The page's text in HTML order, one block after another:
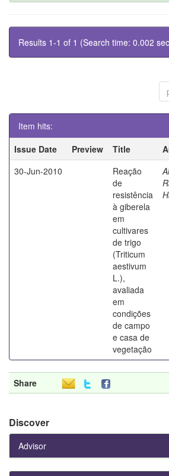
Results 1-1 of 1 (Search time: 0.002
Item hits:
Issue Date
Preview Title
30-Jun-2010
Reação
de
resistência
à giberela
em
cultivares
de trigo
(Triticum
aestivum
L.),
avaliada
em
condições
de campo
e casa de
vegetação
Share
Discover
Advisor